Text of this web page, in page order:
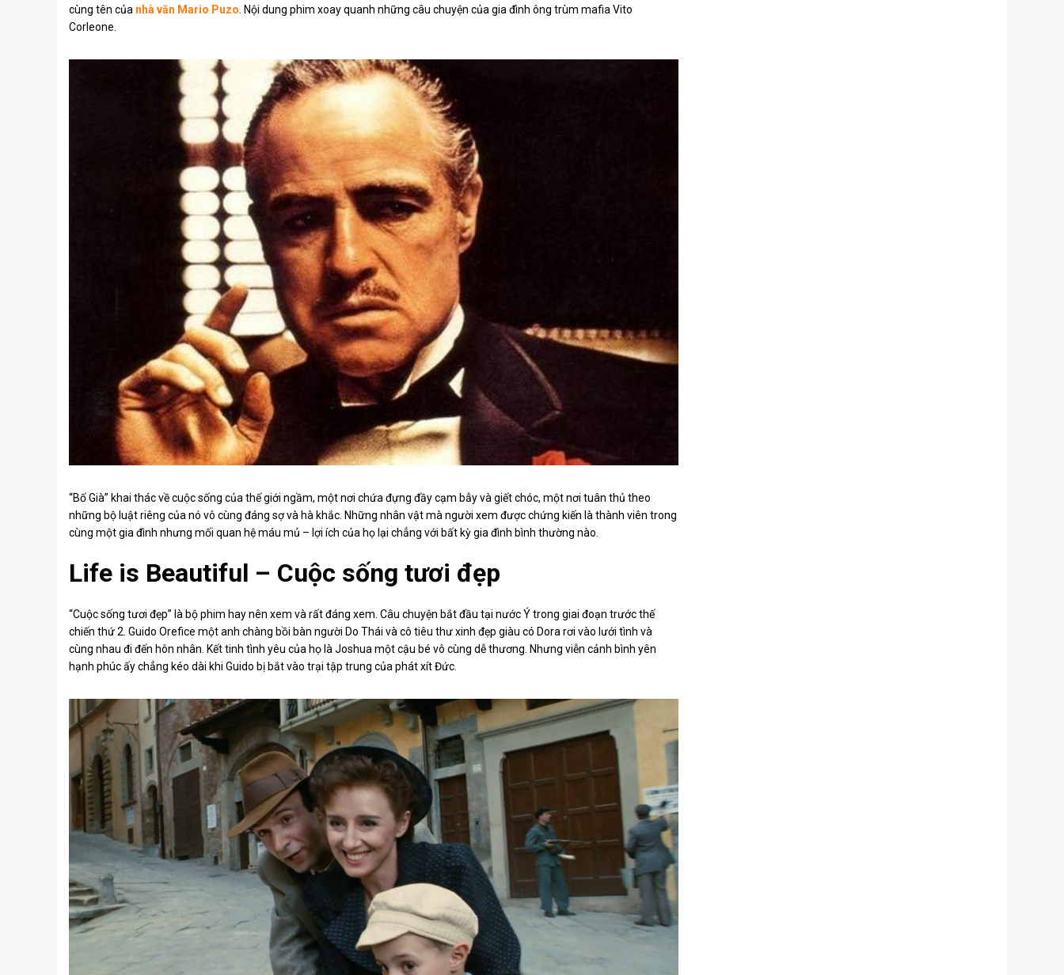
cùng tên của nhà văn Mario Puzo . Nội dung phim xoay quanh những câu chuyện của gia đình ông trùm mafia Vito
Corleone.
“Bố Già” khai thác về cuộc sống của thế giới ngầm, một nơi chứa đựng đầy cạm bẫy và giết chóc, một nơi tuân thủ theo
những bộ luật riêng của nó vô cùng đáng sợ và hà khắc. Những nhân vật mà người xem được chứng kiến là thành viên trong
cùng một gia đình nhưng mối quan hệ máu mủ – lợi ích của họ lại chẳng với bất kỳ gia đình bình thường nào.
Life is Beautiful – Cuộc sống tươi đẹp
“Cuộc sống tươi đẹp” là bộ phim hay nên xem và rất đáng xem. Câu chuyện bắt đầu tại nước Ý trong giai đoạn trước thế
chiến thứ 2. Guido Orefice một anh chàng bồi bàn người Do Thái và cô tiêu thư xinh đẹp giàu có Dora rơi vào lưới tình và
cùng nhau đi đến hôn nhân. Kết tinh tình yêu của họ là Joshua một cậu bé vô cùng dễ thương. Nhưng viễn cảnh bình yên
hạnh phúc ấy chẳng kéo dài khi Guido bị bắt vào trại tập trung của phát xít Đức.